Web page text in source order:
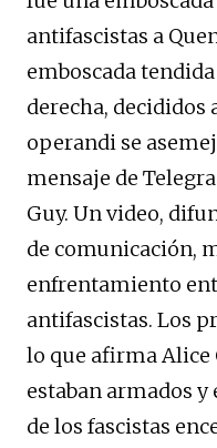
antifascistas a
emboscada
derecha, decididos
operandi se
mensaje de
Guy. Un video,
de comunicación,
enfrentamiento
antifascistas. Los
lo que afirma Alice
estaban armados y
de los fascistas